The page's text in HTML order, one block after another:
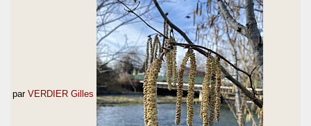
par VERDIER Gilles